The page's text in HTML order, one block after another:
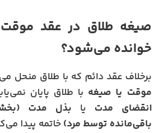
صیغه طلاق در عقد
خوانده می‌شود؟
برخلاف عقد دائم که با طلاق منحل
موقت یا صیغه با طلاق پایان
انقضای مدت یا بذل مدت
باقی‌مانده توسط مرد) خاتمه پیدا